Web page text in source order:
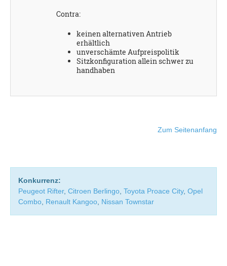
Contra:
keinen alternativen Antrieb
erhältlich
unverschämte Aufpreispolitik
Sitzkonfiguration allein schwer zu
handhaben
Zum Seitenanfang
Konkurrenz:
Peugeot Rifter, Citroen Berlingo, Toyota Proace City, Opel
Combo, Renault Kangoo, Nissan Townstar